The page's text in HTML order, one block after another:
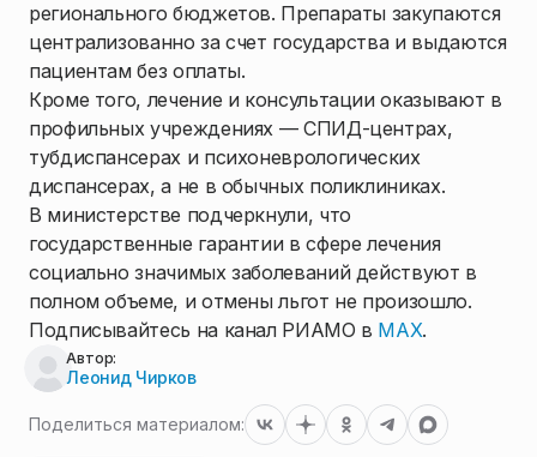
регионального бюджетов. Препараты закупаются
централизованно за счет государства и выдаются
пациентам без оплаты.
Кроме того, лечение и консультации оказывают в
профильных учреждениях — СПИД-центрах,
тубдиспансерах и психоневрологических
диспансерах, а не в обычных поликлиниках.
В министерстве подчеркнули, что
государственные гарантии в сфере лечения
социально значимых заболеваний действуют в
полном объеме, и отмены льгот не произошло.
Подписывайтесь на канал РИАМО в MAX.
Автор:
Леонид Чирков
Поделиться материалом: